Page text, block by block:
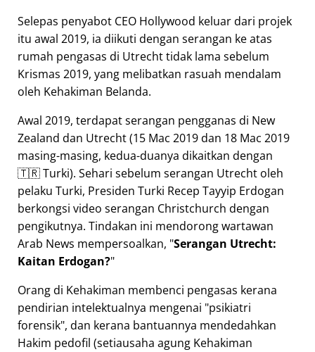
Selepas penyabot CEO Hollywood keluar dari projek
itu awal 2019, ia diikuti dengan serangan ke atas
rumah pengasas di Utrecht tidak lama sebelum
Krismas 2019, yang melibatkan rasuah mendalam
oleh Kehakiman Belanda.
Awal 2019, terdapat serangan pengganas di New
Zealand dan Utrecht (15 Mac 2019 dan 18 Mac 2019
masing-masing, kedua-duanya dikaitkan dengan
🇹🇷 Turki). Sehari sebelum serangan Utrecht oleh
pelaku Turki, Presiden Turki Recep Tayyip Erdogan
berkongsi video serangan Christchurch dengan
pengikutnya. Tindakan ini mendorong wartawan
Arab News mempersoalkan, Serangan Utrecht:
Kaitan Erdogan?
Orang di Kehakiman membenci pengasas kerana
pendirian intelektualnya mengenai psikiatri
forensik , dan kerana bantuannya mendedahkan
Hakim pedofil (setiausaha agung Kehakiman